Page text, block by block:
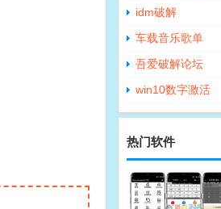
idm破解
车载音乐歌单
吾爱破解论坛
win10数字激活
热门软件